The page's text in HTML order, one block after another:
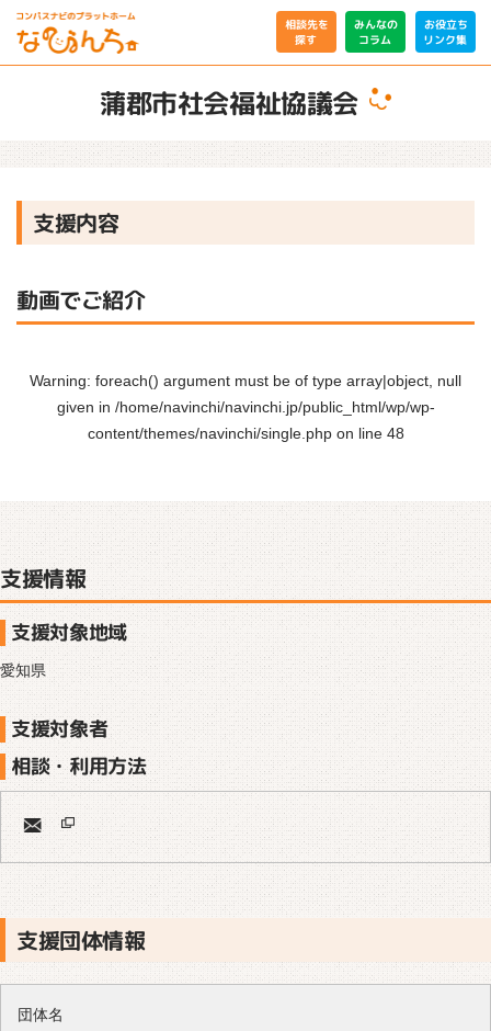
相談先を
探す
みんなの
コラム
お役立ち
リンク集
蒲郡市社会福祉協議会
支援内容
動画でご紹介
Warning: foreach() argument must be of type array|object, null
given in /home/navinchi/navinchi.jp/public_html/wp/wp-
content/themes/navinchi/single.phpon line 48
支援情報
支援対象地域
愛知県
支援対象者
相談・利用方法
支援団体情報
団体名